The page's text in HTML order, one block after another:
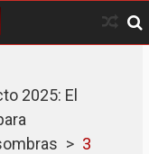
2025: El
> 3